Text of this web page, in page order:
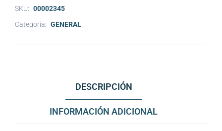
SKU: 00002345
Categoría: GENERAL
DESCRIPCIÓN
INFORMACIÓN ADICIONAL